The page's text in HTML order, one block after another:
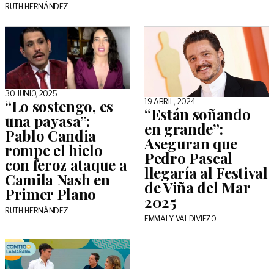
RUTH HERNÁNDEZ
30 JUNIO, 2025
“Lo sostengo, es
una payasa”:
Pablo Candia
rompe el hielo
con feroz ataque a
Camila Nash en
Primer Plano
RUTH HERNÁNDEZ
19 ABRIL, 2024
“Están soñando
en grande”:
Aseguran que
Pedro Pascal
llegaría al Festival
de Viña del Mar
2025
EMMALY VALDIVIEZO